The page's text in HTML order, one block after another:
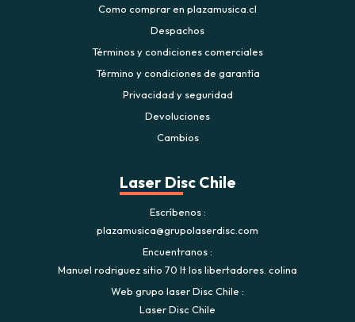
Como comprar en plazamusica.cl
Despachos
Términos y condiciones comerciales
Término y condiciones de garantía
Privacidad y seguridad
Devoluciones
Cambios
Laser Disc Chile
Escríbenos
plazamusica@grupolaserdisc.com
Encuentranos
Manuel rodriguez sitio 70 lt los libertadores. colina
Web grupo laser Disc Chile
Laser Disc Chile